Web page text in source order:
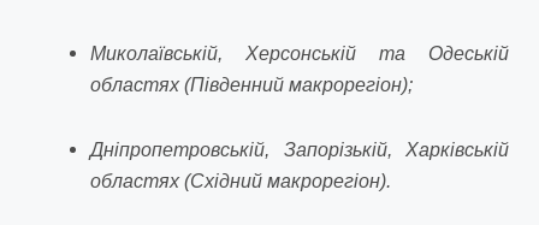
Миколаївській, Херсонській та Одеській
областях (Південний макрорегіон);
Дніпропетровській, Запорізькій, Харківській
областях (Східний макрорегіон).